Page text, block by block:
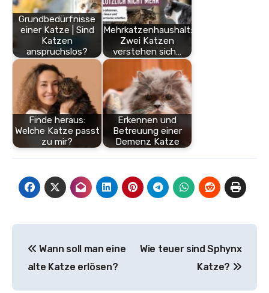
Grundbedürfnisse
einer Katze | Sind
Katzen
anspruchslos?
Mehrkatzenhaushalt:
Zwei Katzen
verstehen sich…
Finde heraus:
Welche Katze passt
zu mir?
Erkennen und
Betreuung einer
Demenz Katze
Wann soll man eine
alte Katze erlösen?
Wie teuer sind Sphynx
Katze?